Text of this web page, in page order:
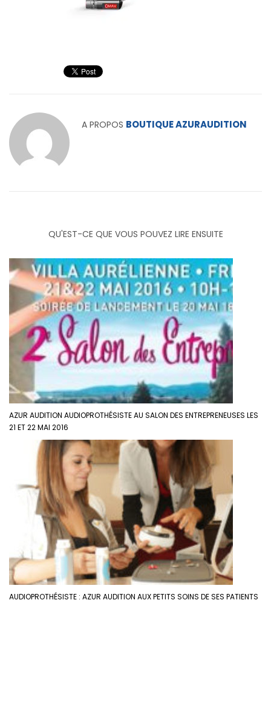
A PROPOS BOUTIQUE AZURAUDITION
QU'EST-CE QUE VOUS POUVEZ LIRE ENSUITE
AZUR AUDITION AUDIOPROTHÉSISTE AU SALON DES ENTREPRENEUSES LES
21 ET 22 MAI 2016
AUDIOPROTHÉSISTE : AZUR AUDITION AUX PETITS SOINS DE SES PATIENTS